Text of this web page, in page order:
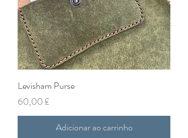
Levisham Purse
Preço
60,00 £
Adicionar ao carrinho